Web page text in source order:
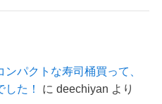
パクトな寿司桶買って、
た！
に deechiyan より